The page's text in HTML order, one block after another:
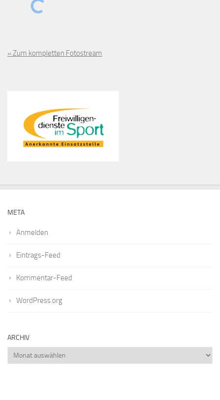
» Zum kompletten Fotostream
META
Anmelden
Eintrags-Feed
Kommentar-Feed
WordPress.org
ARCHIV
Archiv